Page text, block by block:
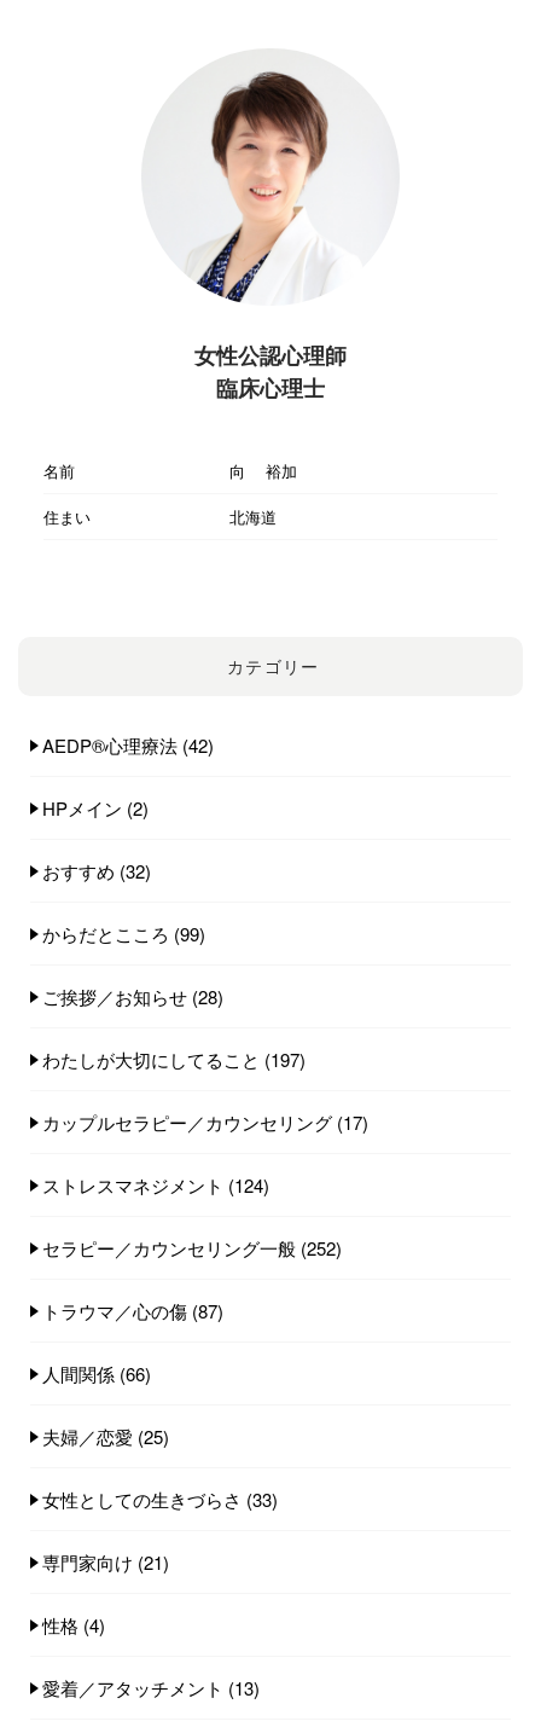
女性公認心理師
臨床心理士
名前
向 裕加
住まい
北海道
カテゴリー
AEDP®︎心理療法 (42)
HPメイン (2)
おすすめ (32)
からだとこころ (99)
ご挨拶／お知らせ (28)
わたしが大切にしてること (197)
カップルセラピー／カウンセリング (17)
ストレスマネジメント (124)
セラピー／カウンセリング一般 (252)
トラウマ／心の傷 (87)
人間関係 (66)
夫婦／恋愛 (25)
女性としての生きづらさ (33)
専門家向け (21)
性格 (4)
愛着／アタッチメント (13)